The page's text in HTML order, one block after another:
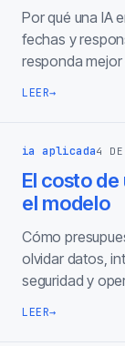
Por qué una IA
fechas y
responda
LEER→
ia aplicada4 DE
El costo
el modelo
Cómo
olvidar datos,
seguridad y
LEER→